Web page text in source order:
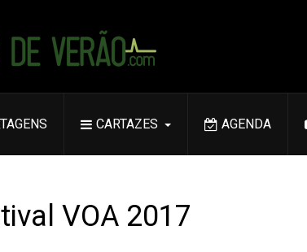
CARTAZES AGENDA
VOA 2017